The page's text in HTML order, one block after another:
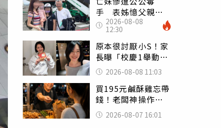
手 表姊憶父親節
前夕：小舅舅仍到
殯儀館陪她說話
2026-08-08
12:30
原本很討厭小S！家
長曝「校慶1舉動」
讓她徹底改觀 網
友洗版認證
2026-08-08 11:03
買195元鹹酥雞忘帶
錢！老闆神操作
「倒找5元」 全網
看哭：這就是台灣
2026-08-07 16:01